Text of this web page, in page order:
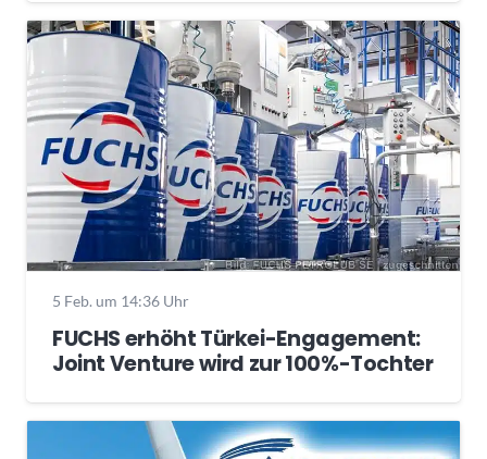
5 Feb. um 14:36 Uhr
FUCHS erhöht Türkei-Engagement:
Joint Venture wird zur 100%-Tochter